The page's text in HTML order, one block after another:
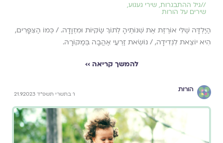
//גיל ההתבגרות, שירי געגוע,
שירים על הורות
הַיַּלְדָּה שֶׁלִּי אוֹרֶזֶת אֶת שְׁנוֹתֶיהָ לְתוֹךְ שַׂקִּיּוֹת וּמִזְוָדָה. / כְּמוֹ הַצִּפֳּרִים,
הִיא יוֹצֵאת לִנְדִידָה, / נוֹשֵׂאת זַרְעֵי אַהֲבָה בְּמַקּוֹרָהּ.
להמשך קריאה ››
הורות
ו׳ בתשרי תשפ״ד 21.9.2023